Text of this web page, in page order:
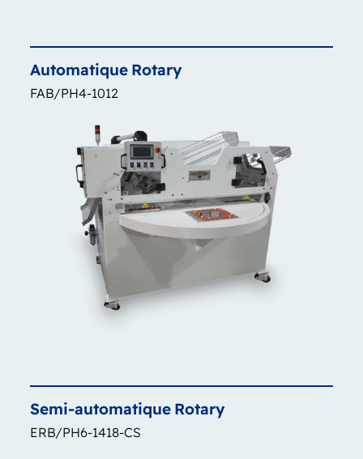
Automatique Rotary
FAB/PH4-1012
Semi-automatique Rotary
ERB/PH6-1418-CS